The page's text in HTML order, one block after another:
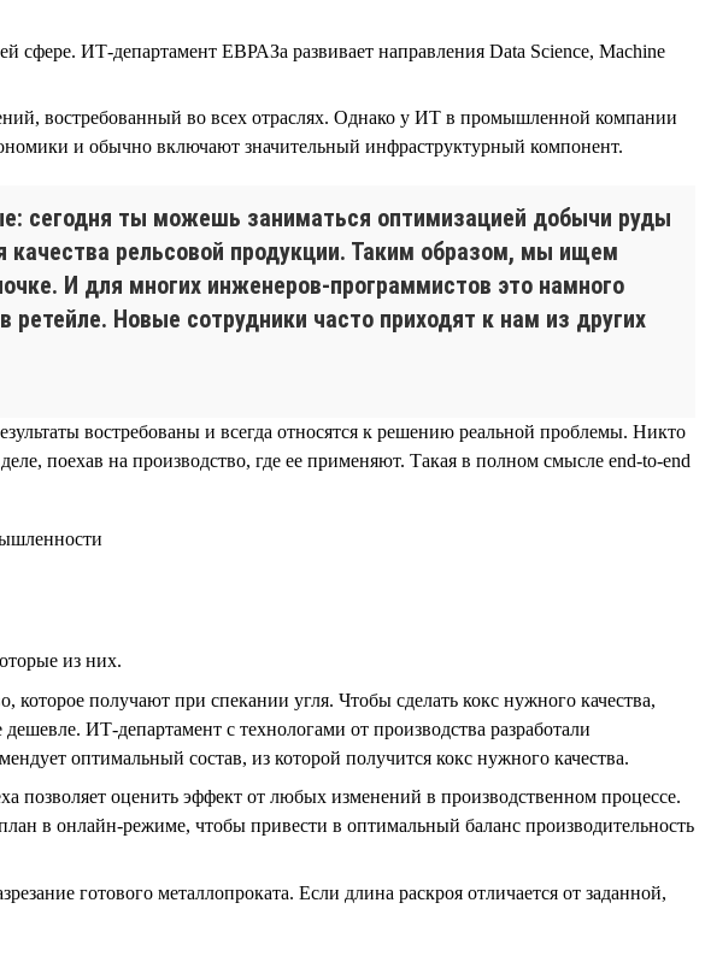
сфере. ИТ-департамент ЕВРАЗа развивает направления Data Science, Machine
востребованный во всех отраслях. Однако у ИТ в промышленной компании
и обычно включают значительный инфраструктурный компонент.
сегодня ты можешь заниматься оптимизацией добычи руды
рельсовой продукции. Таким образом, мы ищем
И для многих инженеров-программистов это намного
Новые сотрудники часто приходят к нам из других
востребованы и всегда относятся к решению реальной проблемы. Никто
поехав на производство, где ее применяют. Такая в полном смысле end-to-end
из них.
получают при спекании угля. Чтобы сделать кокс нужного качества,
ИТ-департамент с технологами от производства разработали
оптимальный состав, из которой получится кокс нужного качества.
позволяет оценить эффект от любых изменений в производственном процессе.
в онлайн-режиме, чтобы привести в оптимальный баланс производительность
готового металлопроката. Если длина раскроя отличается от заданной,